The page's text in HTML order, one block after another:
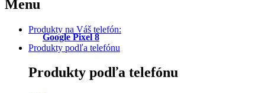
Menu
Produkty na Váš telefón:
Google Pixel 8
Produkty podľa telefónu
Produkty podľa telefónu